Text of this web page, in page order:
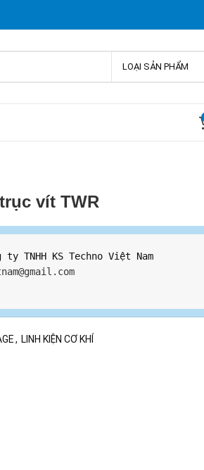
LOẠI SẢN PHẨM
vít TWR
TNHH KS Techno Việt Nam
, LINH KIỆN CƠ KHÍ